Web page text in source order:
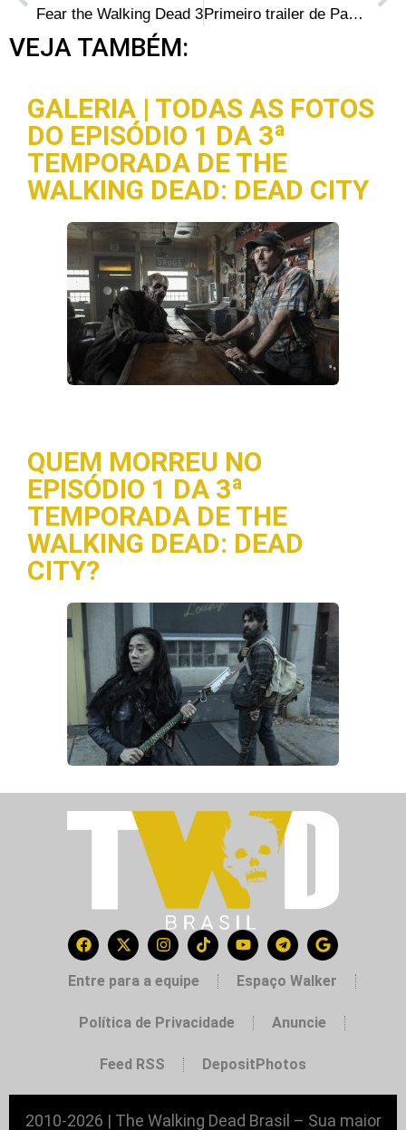
Fear the Walking Dead 3ª Temporada: Por dentro do
Primeiro trailer de Pantera Negra com Danai Gurira
VEJA TAMBÉM:
GALERIA | TODAS AS FOTOS
DO EPISÓDIO 1 DA 3ª
TEMPORADA DE THE
WALKING DEAD: DEAD CITY
QUEM MORREU NO
EPISÓDIO 1 DA 3ª
TEMPORADA DE THE
WALKING DEAD: DEAD
CITY?
Entre para a equipe Espaço Walker
Política de Privacidade Anuncie
Feed RSS DepositPhotos
2010-2026 | The Walking Dead Brasil – Sua maior